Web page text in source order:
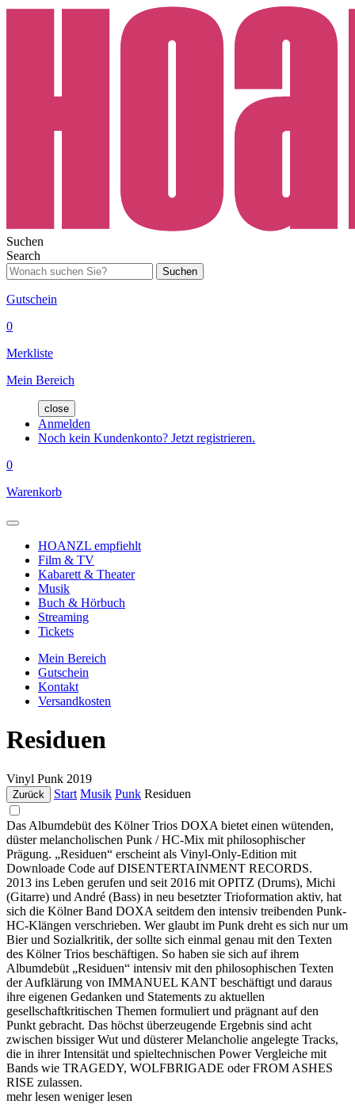
Suchen
Search
Suchen
Gutschein
0
Merkliste
Mein Bereich
close
Anmelden
Noch kein Kundenkonto? Jetzt registrieren.
0
Warenkorb
HOANZL empfiehlt
Film & TV
Kabarett & Theater
Musik
Buch & Hörbuch
Streaming
Tickets
Mein Bereich
Gutschein
Kontakt
Versandkosten
Residuen
Vinyl Punk 2019
Zurück Start Musik Punk Residuen
Das Albumdebüt des Kölner Trios DOXA bietet einen wütenden,
düster melancholischen Punk / HC-Mix mit philosophischer
Prägung. „Residuen“ erscheint als Vinyl-Only-Edition mit
Downloade Code auf DISENTERTAINMENT RECORDS.
2013 ins Leben gerufen und seit 2016 mit OPITZ (Drums), Michi
(Gitarre) und André (Bass) in neu besetzter Trioformation aktiv, hat
sich die Kölner Band DOXA seitdem den intensiv treibenden Punk-
HC-Klängen verschrieben. Wer glaubt im Punk dreht es sich nur um
Bier und Sozialkritik, der sollte sich einmal genau mit den Texten
des Kölner Trios beschäftigen. So haben sie sich auf ihrem
Albumdebüt „Residuen“ intensiv mit den philosophischen Texten
der Aufklärung von IMMANUEL KANT beschäftigt und daraus
ihre eigenen Gedanken und Statements zu aktuellen
gesellschaftkritischen Themen formuliert und prägnant auf den
Punkt gebracht. Das höchst überzeugende Ergebnis sind acht
zwischen bissiger Wut und düsterer Melancholie angelegte Tracks,
die in ihrer Intensität und spieltechnischen Power Vergleiche mit
Bands wie TRAGEDY, WOLFBRIGADE oder FROM ASHES
RISE zulassen.
mehr lesen weniger lesen